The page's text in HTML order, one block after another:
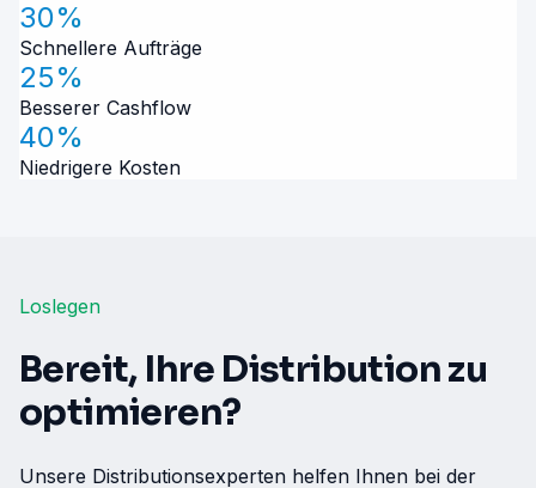
30%
Schnellere Aufträge
25%
Besserer Cashflow
40%
Niedrigere Kosten
Loslegen
Bereit, Ihre Distribution zu
optimieren?
Unsere Distributionsexperten helfen Ihnen bei der